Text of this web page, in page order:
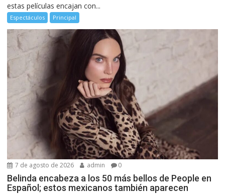
estas películas encajan con...
Espectáculos Principal
7 de agosto de 2026 admin 0
Belinda encabeza a los 50 más bellos de People en
Español; estos mexicanos también aparecen